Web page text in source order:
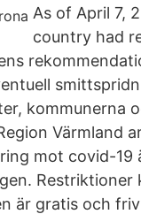
As of April 7,
country had
kommunerna
mot covid-
är gratis och